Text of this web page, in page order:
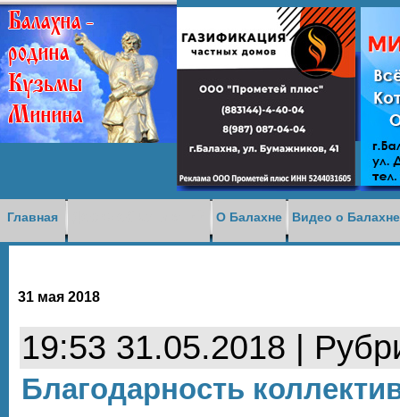
Главная О Балахне Видео о
31 мая 2018
19:53 31.05.2018 |
Благодарность